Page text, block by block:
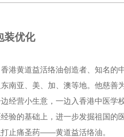
装优化
港黄道益活络油创造者、知名的
南亚、美、加、澳等地。他慈
经营小生意，一边入香港中医
验的基础上，进一步发掘祖国
止痛圣药——黄道益活络油。